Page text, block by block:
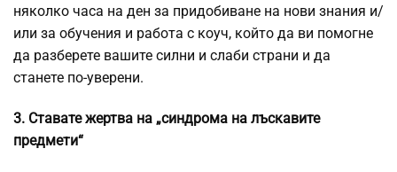
няколко часа на ден за придобиване на нови знания и/
или за обучения и работа с коуч, който да ви помогне
да разберете вашите силни и слаби страни и да
станете по-уверени.
3. Ставате жертва на „синдрома на лъскавите
предмети“